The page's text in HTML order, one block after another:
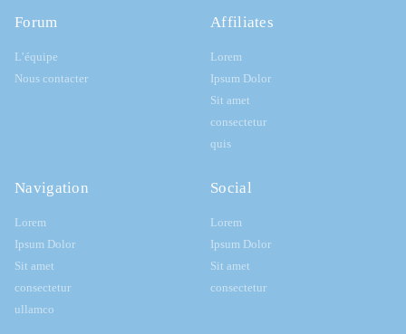
Forum
L’équipe
Nous contacter
Affiliates
Lorem
Ipsum Dolor
Sit amet
consectetur
quis
Navigation
Lorem
Ipsum Dolor
Sit amet
consectetur
ullamco
Social
Lorem
Ipsum Dolor
Sit amet
consectetur